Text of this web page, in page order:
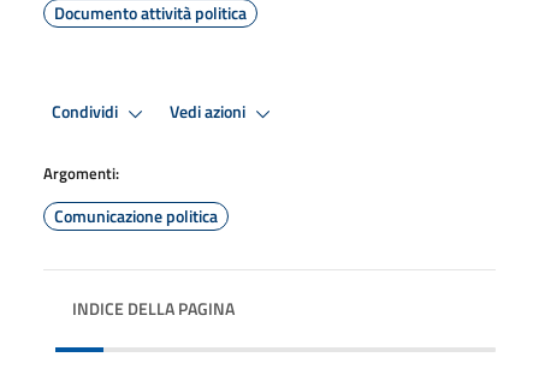
Documento attività politica
Condividi Vedi azioni
Argomenti:
Comunicazione politica
INDICE DELLA PAGINA